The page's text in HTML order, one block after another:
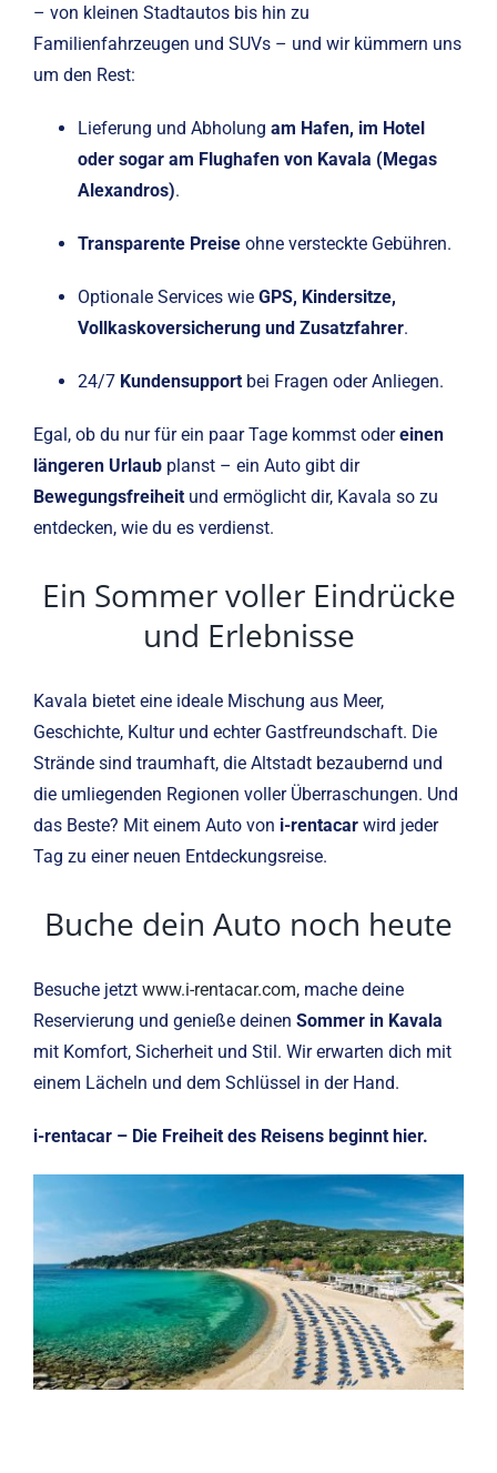
– von kleinen Stadtautos bis hin zu
Familienfahrzeugen und SUVs – und wir kümmern uns
um den Rest:
Lieferung und Abholung am Hafen, im Hotel
oder sogar am Flughafen von Kavala (Megas
Alexandros).
Transparente Preiseohne versteckte Gebühren.
Optionale Services wie GPS, Kindersitze,
Vollkaskoversicherung und Zusatzfahrer.
24/7 Kundensupportbei Fragen oder Anliegen.
Egal, ob du nur für ein paar Tage kommst odereinen
längeren Urlaubplanst – ein Auto gibt dir
Bewegungsfreiheitund ermöglicht dir, Kavala so zu
entdecken, wie du es verdienst.
Ein Sommer voller Eindrücke
und Erlebnisse
Kavala bietet eine ideale Mischung aus Meer,
Geschichte, Kultur und echter Gastfreundschaft. Die
Strände sind traumhaft, die Altstadt bezaubernd und
die umliegenden Regionen voller Überraschungen. Und
das Beste? Mit einem Auto von i-rentacarwird jeder
Tag zu einer neuen Entdeckungsreise.
Buche dein Auto noch heute
Besuche jetzt www.i-rentacar.com, mache deine
Reservierung und genieße deinen Sommer in Kavala
mit Komfort, Sicherheit und Stil. Wir erwarten dich mit
einem Lächeln und dem Schlüssel in der Hand.
i-rentacar – Die Freiheit des Reisens beginnt hier.